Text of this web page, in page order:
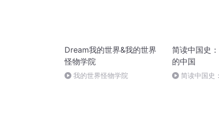
Dream我的世界&我的世界
怪物学院
我的世界怪物学院
简读中国史
的中国
简读中国史